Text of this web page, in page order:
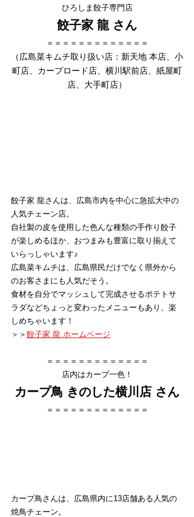
ひろしま餃子専門店
餃子家 龍 さん
＝＝＝＝＝＝＝＝＝＝＝＝＝
（広島菜キムチ取り扱い店：新天地 本店、小
町店、カープロード店、横川駅前店、紙屋町
店、大手町店）
餃子家 龍さんは、広島市内を中心に急拡大中の
人気チェーン店。
自社製の皮を使用した色んな種類の手作り餃子
が楽しめるほか、おつまみも豊富に取り揃えて
いらっしゃいます♪
広島菜キムチは、広島県民だけでなく県外から
のお客さまにも人気だそう。
食材を自分でマッシュして完成させるポテトサ
ラダなどちょっと変わったメニューもあり、楽
しめちゃいます！
＞＞ 餃子家 龍 ホームページ
＝＝＝＝＝＝＝＝＝＝＝＝＝
店内はカープ一色！
カープ鳥 きのした横川店 さん
＝＝＝＝＝＝＝＝＝＝＝＝＝
カープ鳥さんは、広島県内に13店舗ある人気の
焼鳥チェーン。